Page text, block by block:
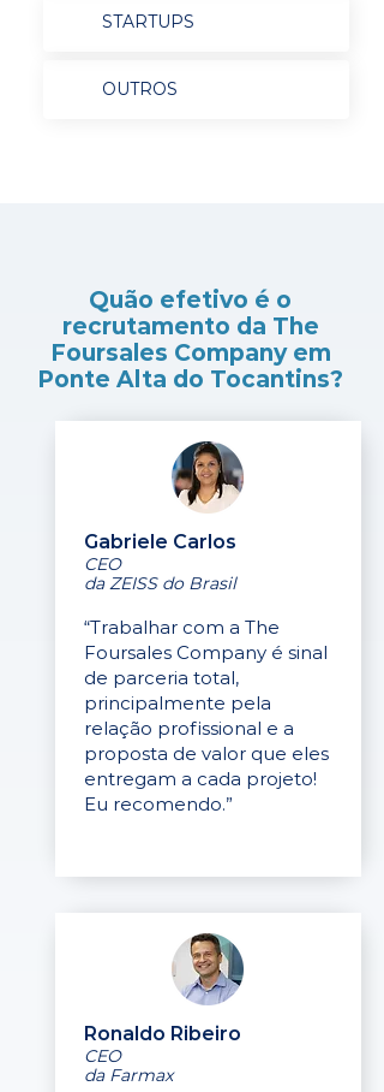
STARTUPS
OUTROS
Quão efetivo é o
recrutamento da The
Foursales Company em
Ponte Alta do Tocantins?
Gabriele Carlos
CEO
da ZEISS do Brasil
“Trabalhar com a The
Foursales Company é sinal
de parceria total,
principalmente pela
relação profissional e a
proposta de valor que eles
entregam a cada projeto!
Eu recomendo.”
Ronaldo Ribeiro
CEO
da Farmax